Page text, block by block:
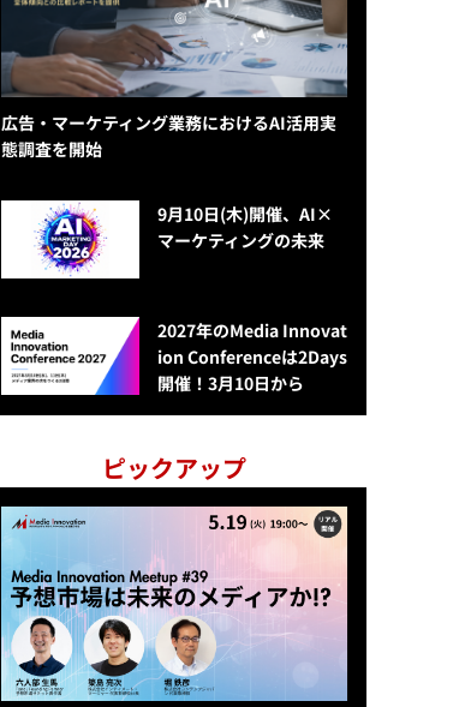
広告・マーケティング業務におけるAI活用実
態調査を開始
9月10日(木)開催、AI×
マーケティングの未来
2027年のMedia Innovat
ion Conferenceは2Days
開催！3月10日から
ピックアップ